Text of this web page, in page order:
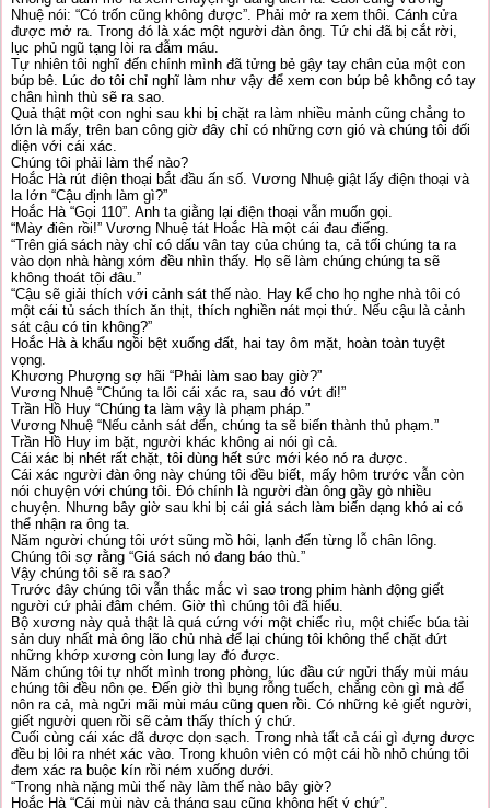
Nhuệ nói: “Có trốn cũng không được”. Phải mở ra xem thôi. Cánh cửa
được mở ra. Trong đó là xác một người đàn ông. Tứ chi đã bị cắt rời,
lục phủ ngũ tạng lòi ra đẫm máu.
Tự nhiên tôi nghĩ đến chính mình đã tửng bẻ gậy tay chân của một con
búp bê. Lúc đo tôi chỉ nghĩ làm như vậy để xem con búp bê không có tay
chân hình thù sẽ ra sao.
Quả thật một con nghi sau khi bị chặt ra làm nhiều mảnh cũng chẳng to
lớn là mấy, trên ban công giờ đây chỉ có những cơn gió và chúng tôi đối
diện với cái xác.
Chúng tôi phải làm thế nào?
Hoắc Hà rút điện thoại bắt đầu ấn số. Vương Nhuệ giật lấy điện thoại và
la lớn “Cậu định làm gì?”
Hoắc Hà “Gọi 110”. Anh ta giằng lại điện thoại vẫn muốn gọi.
“Mày điên rồi!” Vương Nhuệ tát Hoắc Hà một cái đau điếng.
“Trên giá sách này chỉ có dấu vân tay của chúng ta, cả tối chúng ta ra
vào dọn nhà hàng xóm đều nhìn thấy. Họ sẽ làm chúng chúng ta sẽ
không thoát tội đâu.”
“Cậu sẽ giải thích với cảnh sát thế nào. Hay kể cho họ nghe nhà tôi có
một cái tủ sách thích ăn thịt, thích nghiền nát mọi thứ. Nếu cậu là cảnh
sát cậu có tin không?”
Hoắc Hà à khẩu ngồi bệt xuống đất, hai tay ôm mặt, hoàn toàn tuyệt
vọng.
Khương Phượng sợ hãi “Phải làm sao bay giờ?”
Vương Nhuệ “Chúng ta lôi cái xác ra, sau đó vứt đi!”
Trần Hồ Huy “Chúng ta làm vậy là phạm pháp.”
Vương Nhuệ “Nếu cảnh sát đến, chúng ta sẽ biến thành thủ phạm.”
Trần Hồ Huy im bặt, người khác không ai nói gì cả.
Cái xác bị nhét rất chặt, tôi dùng hết sức mới kéo nó ra được.
Cái xác người đàn ông này chúng tôi đều biết, mấy hôm trước vẫn còn
nói chuyện với chúng tôi. Đó chính là người đàn ông gầy gò nhiều
chuyện. Nhưng bây giờ sau khi bị cái giá sách làm biến dạng khó ai có
thể nhận ra ông ta.
Năm người chúng tôi ướt sũng mồ hôi, lạnh đến từng lỗ chân lông.
Chúng tôi sợ rằng “Giá sách nó đang báo thù.”
Vậy chúng tôi sẽ ra sao?
Trước đây chúng tôi vẫn thắc mắc vì sao trong phim hành động giết
người cứ phải đâm chém. Giờ thì chúng tôi đã hiểu.
Bộ xương này quả thật là quá cứng với một chiếc rìu, một chiếc búa tài
sản duy nhất mà ông lão chủ nhà để lại chúng tôi không thể chặt đứt
những khớp xương còn lung lay đó được.
Năm chúng tôi tự nhốt mình trong phòng, lúc đầu cứ ngửi thấy mùi máu
chúng tôi đều nôn ọe. Đến giờ thì bụng rỗng tuếch, chẳng còn gì mà để
nôn ra cả, mà ngửi mãi mùi máu cũng quen rồi. Có những kẻ giết người,
giết người quen rồi sẽ cảm thấy thích ý chứ.
Cuối cùng cái xác đã được dọn sạch. Trong nhà tất cả cái gì đựng được
đều bị lôi ra nhét xác vào. Trong khuôn viên có một cái hồ nhỏ chúng tôi
đem xác ra buộc kín rồi ném xuống dưới.
“Trong nhà nặng mùi thế này làm thế nào bây giờ?
Hoắc Hà “Cái mùi này cả tháng sau cũng không hết ý chứ”.